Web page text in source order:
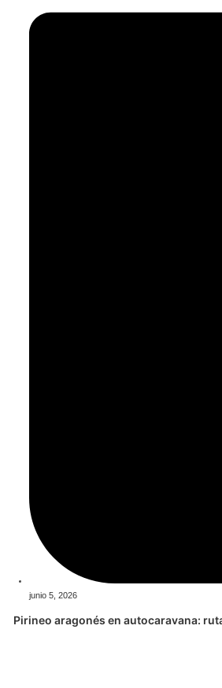
junio 5, 2026
Pirineo aragonés en autocaravana: